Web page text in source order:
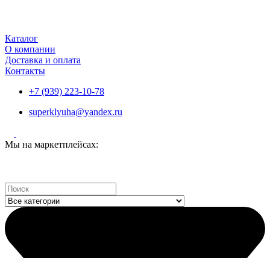
Каталог
О компании
Доставка и оплата
Контакты
+7 (939) 223-10-78
superklyuha@yandex.ru
Мы на маркетплейсах:
Search
...